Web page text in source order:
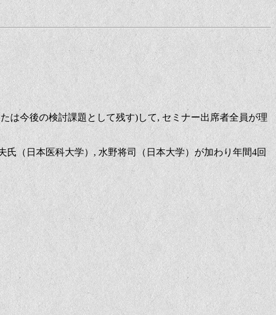
は今後の検討課題として残す)して, セミナー出席者全員が理
（日本医科大学）, 水野将司（日本大学）が加わり年間4回